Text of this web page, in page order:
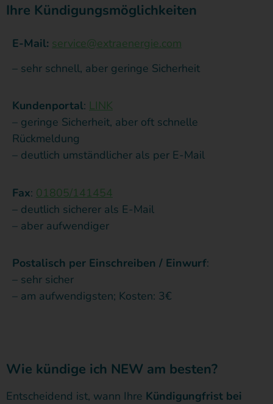
Ihre Kündigungsmöglichkeiten
E-Mail: service@extraenergie.com
– sehr schnell, aber geringe Sicherheit
Kundenportal: LINK
– geringe Sicherheit, aber oft schnelle
Rückmeldung
– deutlich umständlicher als per E-Mail
Fax: 01805/141454
– deutlich sicherer als E-Mail
– aber aufwendiger
Postalisch per Einschreiben / Einwurf:
– sehr sicher
– am aufwendigsten; Kosten: 3€
Wie kündige ich NEW am besten?
Entscheidend ist, wann Ihre Kündigungfrist bei